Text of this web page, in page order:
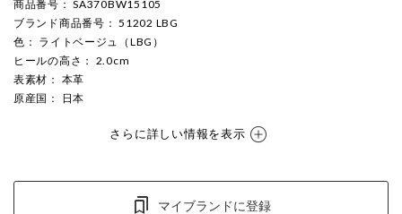
商品番号 ： SA370BW15105
ブランド商品番号 ： 51202 LBG
色 ： ライトベージュ（LBG）
ヒールの高さ ： 2.0cm
表素材 ： 本革
原産国 ： 日本
さらに詳しい情報を表示
マイブランドに登録